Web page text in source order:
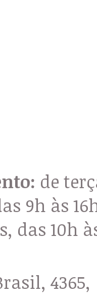
de
9h às
das 10h
4365,